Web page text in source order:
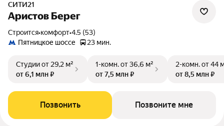
СИТИ21
Аристов Берег
Строится•комфорт•4.5 (53)
Пятницкое шоссе
23 мин.
Студииот 29,2 м²
от 6,1 млн ₽
1-комн.от 36,6 м²
от 7,5 млн ₽
2-комн.от 44
от 8,5 млн ₽
Позвонить Позвоните мне